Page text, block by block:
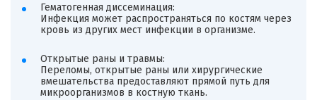
Гематогенная диссеминация:
Инфекция может распространяться по костям через
кровь из других мест инфекции в организме.
Открытые раны и травмы:
Переломы, открытые раны или хирургические
вмешательства предоставляют прямой путь для
микроорганизмов в костную ткань.